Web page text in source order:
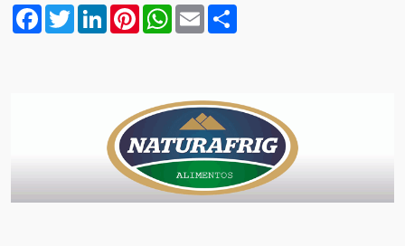
Facebook
TwitterLinkedInPinterestWhatsApp
Email